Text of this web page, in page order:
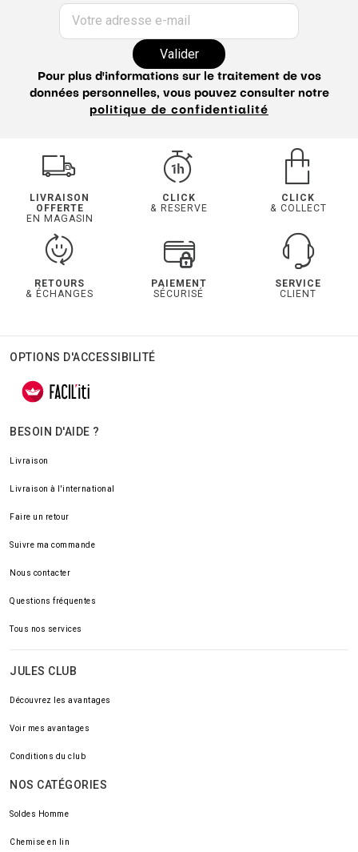
Votre adresse e-mail
Valider
Pour plus d'informations sur le traitement de vos
données personnelles, vous pouvez consulter notre
politique de confidentialité
LIVRAISON
OFFERTE
EN MAGASIN
CLICK
& RESERVE
CLICK
& COLLECT
RETOURS
& ÉCHANGES
PAIEMENT
SÉCURISÉ
SERVICE
CLIENT
OPTIONS D'ACCESSIBILITÉ
BESOIN D'AIDE ?
Livraison
Livraison à l'international
Faire un retour
Suivre ma commande
Nous contacter
Questions fréquentes
Tous nos services
JULES CLUB
Découvrez les avantages
Voir mes avantages
Conditions du club
NOS CATÉGORIES
Soldes Homme
Chemise en lin